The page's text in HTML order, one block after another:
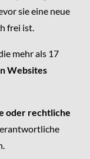
sie eine neue
frei ist.
mehr als 17
Websites
oder rechtliche